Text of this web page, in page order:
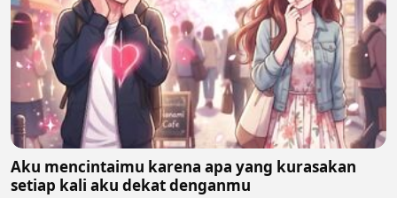
Aku mencintaimu karena apa yang kurasakan
setiap kali aku dekat denganmu